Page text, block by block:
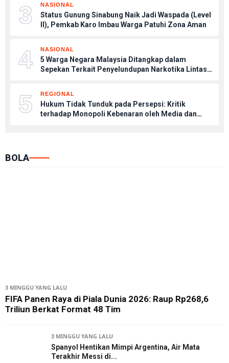
3 NASIONAL
Status Gunung Sinabung Naik Jadi Waspada (Level
II), Pemkab Karo Imbau Warga Patuhi Zona Aman
4 NASIONAL
5 Warga Negara Malaysia Ditangkap dalam
Sepekan Terkait Penyelundupan Narkotika Lintas
5 REGIONAL
Hukum Tidak Tunduk pada Persepsi: Kritik
terhadap Monopoli Kebenaran oleh Media dan
BOLA
3 MINGGU YANG LALU
FIFA Panen Raya di Piala Dunia 2026: Raup Rp268,6
Triliun Berkat Format 48 Tim
3 MINGGU YANG LALU
Spanyol Hentikan Mimpi Argentina, Air Mata
Terakhir Messi di...